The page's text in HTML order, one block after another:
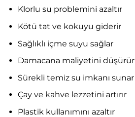
Klorlu su problemini azaltır
Kötü tat ve kokuyu giderir
Sağlıklı içme suyu sağlar
Damacana maliyetini düşürür
Sürekli temiz su imkanı sunar
Çay ve kahve lezzetini artırır
Plastik kullanımını azaltır